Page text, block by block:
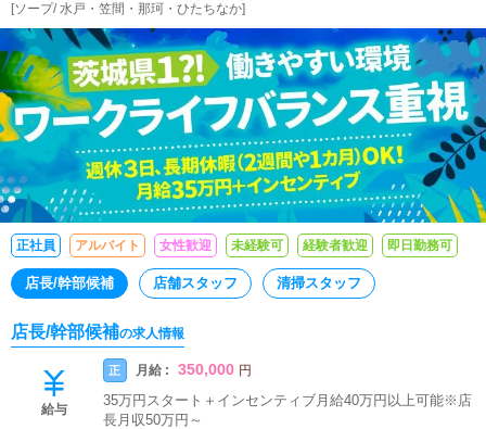
[ソープ/水戸・笠間・那珂・ひたちなか]
正社員 アルバイト 女性歓迎 未経験可 経験者歓迎 即日勤務可
店長/幹部候補 店舗スタッフ 清掃スタッフ
店長/幹部候補の求人情報
給与
正 月給 : 350,000 円
35万円スタート＋インセンティブ月給40万円以上可能※店
長月収50万円～